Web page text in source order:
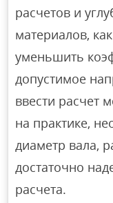
расчетов и
материалов,
уменьшить
допустимое
ввести расчет
на практике,
диаметр вала,
достаточно
расчета.